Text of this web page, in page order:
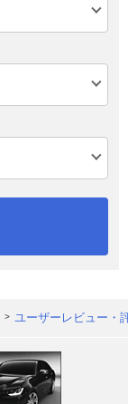
ユーザーレビュー・